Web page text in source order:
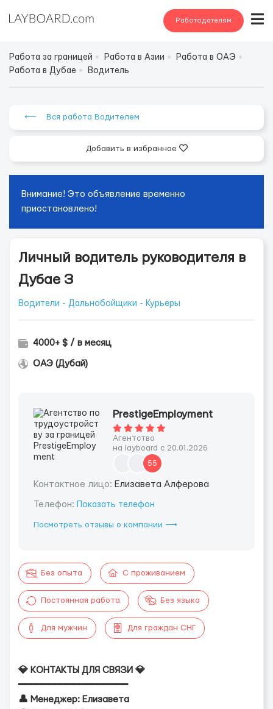
Работодателям
Работа за границей Работа в Азии
Работа в ОАЭ
Работа в Дубае
Водитель
⟵ Вся работа Водителем
Добавить в избранное
Внимание! Это объявление временно
приостановлено!
Личный водитель руководителя в
Дубае З
Водители - Дальнобойщики - Курьеры
4000+ $ / в месяц
ОАЭ (Дубай)
PrestigeEmployment
Агентство
на layboard с 20.01.2026
55
Контактное лицо: Елизавета Алферова
Телефон: Показать телефон
Посмотреть отзывы о компании ⟶
Без опыта С проживанием
Постоянная работа Без языка
Для мужчин Для граждан СНГ
💎 КОНТАКТЫ ДЛЯ СВЯЗИ 💎
━━━━━━━━━━━━━━━━━━
👤 Менеджер: Елизавета